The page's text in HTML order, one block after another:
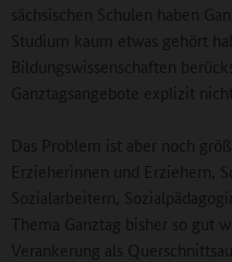
sächsischen Schulen haben
Studium kaum etwas gehört
Bildungswissenschaften
Ganztagsangebote explizit nicht.
Das Problem ist aber noch
Erzieherinnen und Erziehern,
Sozialarbeitern,
Thema Ganztag bisher so gut
Verankerung als